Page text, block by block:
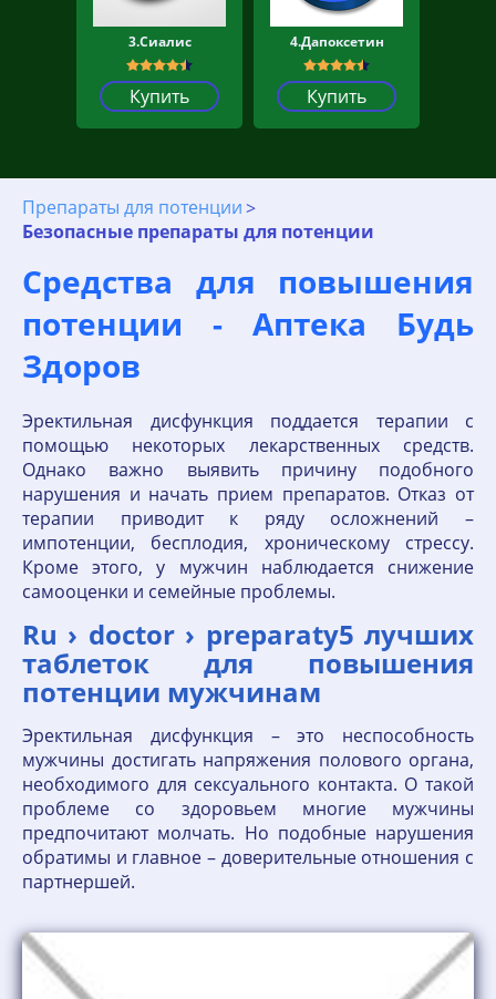
3.Сиалис
Купить
4.Дапоксетин
Купить
Препараты для потенции
Безопасные препараты для потенции
Средства для повышения
потенции - Аптека Будь
Здоров
Эректильная дисфункция поддается терапии с
помощью некоторых лекарственных средств.
Однако важно выявить причину подобного
нарушения и начать прием препаратов. Отказ от
терапии приводит к ряду осложнений –
импотенции, бесплодия, хроническому стрессу.
Кроме этого, у мужчин наблюдается снижение
самооценки и семейные проблемы.
Ru › doctor › preparaty5 лучших
таблеток для повышения
потенции мужчинам
Эректильная дисфункция – это неспособность
мужчины достигать напряжения полового органа,
необходимого для сексуального контакта. О такой
проблеме со здоровьем многие мужчины
предпочитают молчать. Но подобные нарушения
обратимы и главное – доверительные отношения с
партнершей.